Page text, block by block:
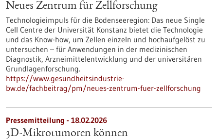
Neues Zentrum für Zellforschung
Technologieimpuls für die Bodenseeregion: Das neue Single
Cell Centre der Universität Konstanz bietet die Technologie
und das Know-how, um Zellen einzeln und hochaufgelöst zu
untersuchen – für Anwendungen in der medizinischen
Diagnostik, Arzneimittelentwicklung und der universitären
Grundlagenforschung.
https://www.gesundheitsindustrie-
bw.de/fachbeitrag/pm/neues-zentrum-fuer-zellforschung
Pressemitteilung - 18.02.2026
3D-Mikrotumoren können